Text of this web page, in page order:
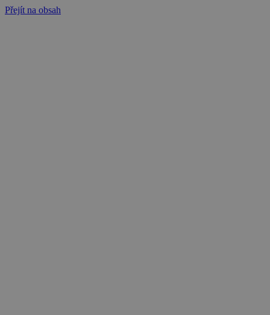
Přejít na obsah